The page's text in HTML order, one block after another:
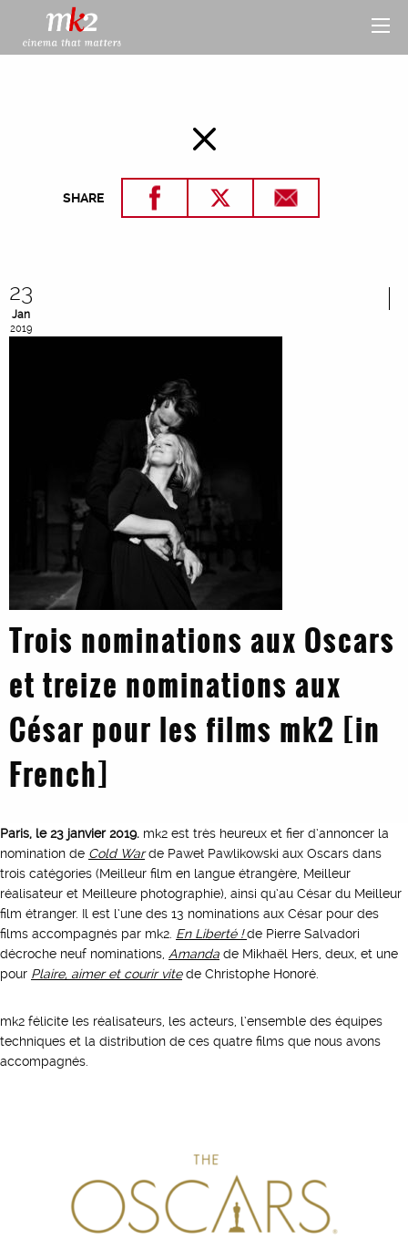
SHARE
23
Jan
2019
Trois nominations aux Oscars
et treize nominations aux
César pour les films mk2 [in
French]
Paris, le 23 janvier 2019. mk2 est très heureux et fier d’annoncer la
nomination de Cold Warde Paweł Pawlikowski aux Oscars dans
trois catégories (Meilleur film en langue étrangère, Meilleur
réalisateur et Meilleure photographie), ainsi qu’au César du Meilleur
film étranger. Il est l’une des 13 nominations aux César pour des
films accompagnés par mk2. En Liberté ! de Pierre Salvadori
décroche neuf nominations, Amanda de Mikhaël Hers, deux, et une
pour Plaire, aimer et courir vitede Christophe Honoré.
mk2 félicite les réalisateurs, les acteurs, l’ensemble des équipes
techniques et la distribution de ces quatre films que nous avons
accompagnés.